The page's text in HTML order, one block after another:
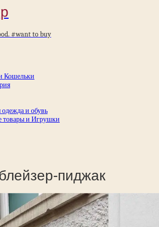
#want to buy
Кошельки
одежда и обувь
товары и Игрушки
пиджак